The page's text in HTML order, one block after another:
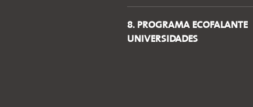
8. PROGRAMA ECOFALANTE
UNIVERSIDADES